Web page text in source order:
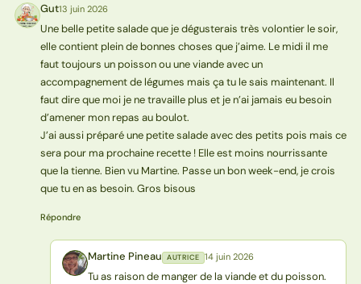
G Gut13 juin 2026
Une belle petite salade que je dégusterais très volontier le soir,
elle contient plein de bonnes choses que j’aime. Le midi il me
faut toujours un poisson ou une viande avec un
accompagnement de légumes mais ça tu le sais maintenant. Il
faut dire que moi je ne travaille plus et je n’ai jamais eu besoin
d’amener mon repas au boulot.
J’ai aussi préparé une petite salade avec des petits pois mais ce
sera pour ma prochaine recette ! Elle est moins nourrissante
que la tienne. Bien vu Martine. Passe un bon week-end, je crois
que tu en as besoin. Gros bisous
Répondre
MP Martine Pineau AUTRICE 14 juin 2026
Tu as raison de manger de la viande et du poisson.